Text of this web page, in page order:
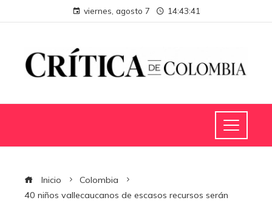
viernes, agosto 7 14:43:42
Inicio
Colombia
40 niños vallecaucanos de escasos recursos serán